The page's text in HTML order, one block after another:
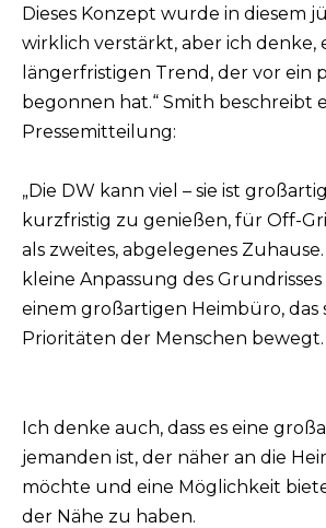
Dieses Konzept wurde in diesem
wirklich verstärkt, aber ich denke,
längerfristigen Trend, der vor ein
begonnen hat.“ Smith beschreibt
Pressemitteilung:
„Die DW kann viel – sie ist
kurzfristig zu genießen, für Off-
als zweites, abgelegenes
kleine Anpassung des
einem großartigen Heimbüro, das
Prioritäten der Menschen bewegt.
Ich denke auch, dass es eine
jemanden ist, der näher an die
möchte und eine Möglichkeit
der Nähe zu haben.